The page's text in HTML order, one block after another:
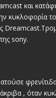
και
κυκλοφορία
sony.
, όταν